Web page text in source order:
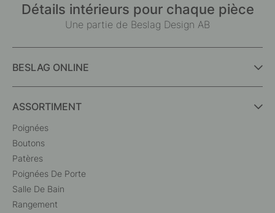
Détails intérieurs pour chaque pièce
Une partie de Beslag Design AB
BESLAG ONLINE
ASSORTIMENT
Poignées
Boutons
Patères
Poignées De Porte
Salle De Bain
Rangement